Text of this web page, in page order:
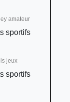
amateur
sportifs
jeux
sportifs